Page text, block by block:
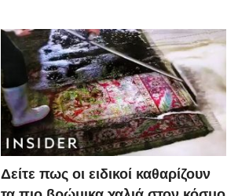
Δείτε πως οι ειδικοί καθαρίζουν